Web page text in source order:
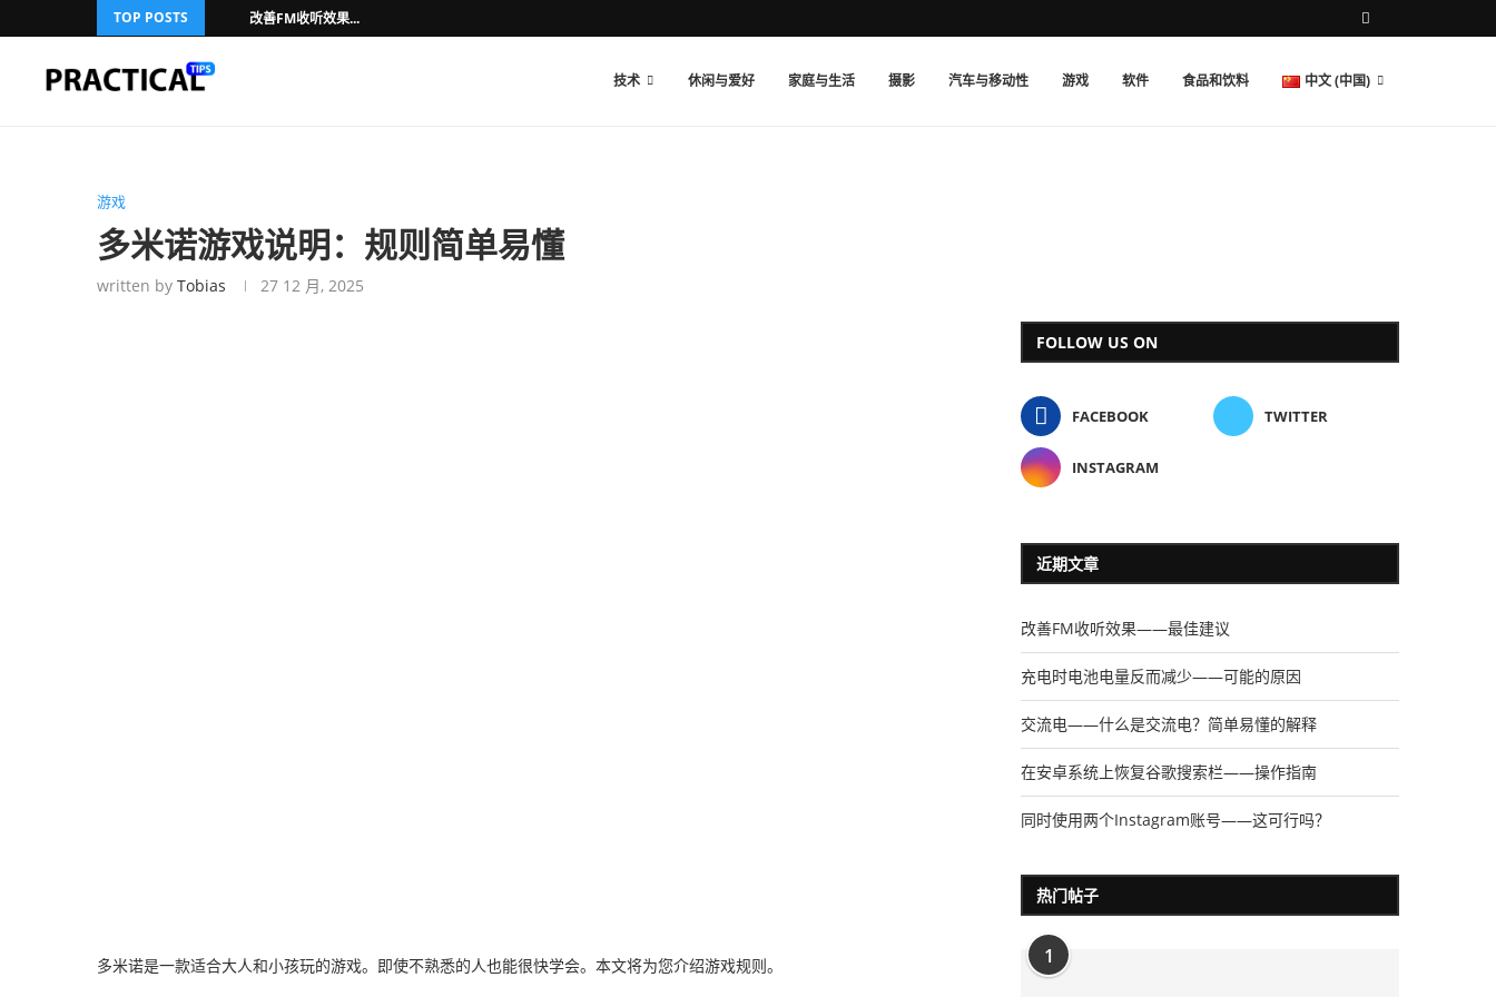
TOP POSTS 改善FM收听效果...
技术 休闲与爱好 家庭与生活 摄影 汽车与移动性 游戏 软件 食品和饮料 中文 (中国)
游戏
多米诺游戏说明：规则简单易懂
written by Tobias 27 12 月, 2025
多米诺是一款适合大人和小孩玩的游戏。即使不熟悉的人也能很快学会。本文将为您介绍游戏规则。
FOLLOW US ON
FACEBOOK TWITTER
INSTAGRAM
近期文章
改善FM收听效果——最佳建议
充电时电池电量反而减少——可能的原因
交流电——什么是交流电？简单易懂的解释
在安卓系统上恢复谷歌搜索栏——操作指南
同时使用两个Instagram账号——这可行吗？
热门帖子
1